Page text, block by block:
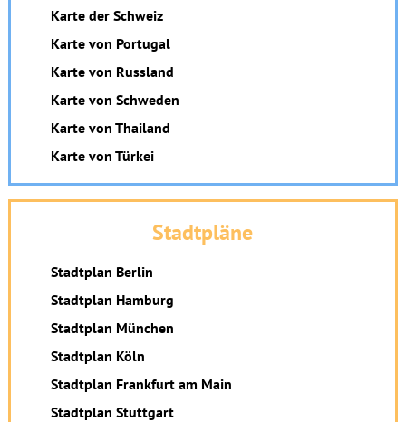
Karte der Schweiz
Karte von Portugal
Karte von Russland
Karte von Schweden
Karte von Thailand
Karte von Türkei
Stadtpläne
Stadtplan Berlin
Stadtplan Hamburg
Stadtplan München
Stadtplan Köln
Stadtplan Frankfurt am Main
Stadtplan Stuttgart